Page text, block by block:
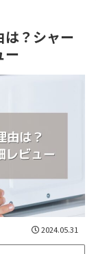
は？シャー
ー
2024.05.31